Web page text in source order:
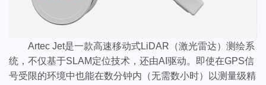
Artec Jet是一款高速移动式LiDAR（激光雷达）测绘系
统，不仅基于SLAM定位技术，还由AI驱动。即使在GPS信
号受限的环境中也能在数分钟内（无需数小时）以测量级精